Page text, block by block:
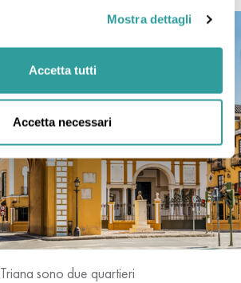
Mostra dettagli
Accetta tutti
Accetta necessari
Triana sono due quartieri